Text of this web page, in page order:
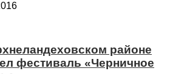
районе
фестиваль «Черничное